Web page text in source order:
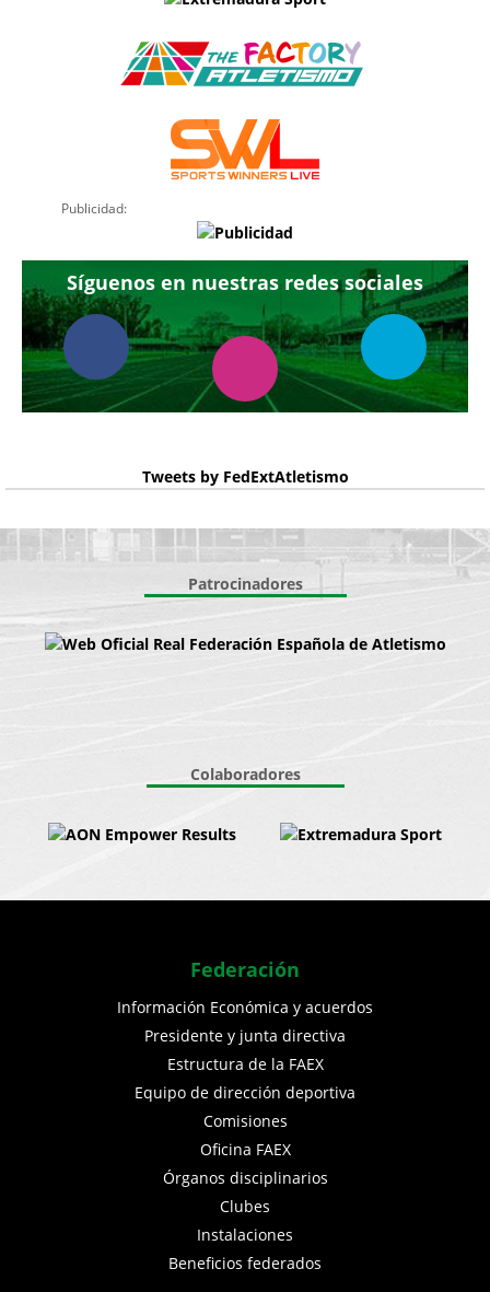
Publicidad:
Síguenos en nuestras redes sociales
Tweets by FedExtAtletismo
Patrocinadores
Colaboradores
Federación
Información Económica y acuerdos
Presidente y junta directiva
Estructura de la FAEX
Equipo de dirección deportiva
Comisiones
Oficina FAEX
Órganos disciplinarios
Clubes
Instalaciones
Beneficios federados